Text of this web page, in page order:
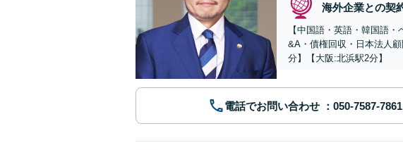
海外企業との契
【中国語・英語・韓国語
&A・債権回収・日本法人
分】【大阪:北浜駅2分】
電話でお問い合わせ